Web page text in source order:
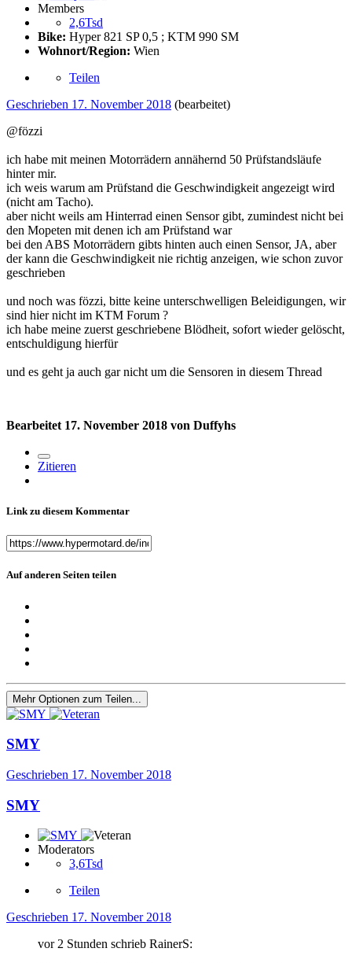
Members
2,6Tsd
Bike: Hyper 821 SP 0,5 ; KTM 990 SM
Wohnort/Region: Wien
Teilen
Geschrieben 17. November 2018 (bearbeitet)
@fözzi
ich habe mit meinen Motorrädern annähernd 50 Prüfstandsläufe
hinter mir.
ich weis warum am Prüfstand die Geschwindigkeit angezeigt wird
(nicht am Tacho).
aber nicht weils am Hinterrad einen Sensor gibt, zumindest nicht bei
den Mopeten mit denen ich am Prüfstand war
bei den ABS Motorrädern gibts hinten auch einen Sensor, JA, aber
der kann die Geschwindigkeit nie richtig anzeigen, wie schon zuvor
geschrieben
und noch was fözzi, bitte keine unterschwelligen Beleidigungen, wir
sind hier nicht im KTM Forum ?
ich habe meine zuerst geschriebene Blödheit, sofort wieder gelöscht,
entschuldigung hierfür
und es geht ja auch gar nicht um die Sensoren in diesem Thread
Bearbeitet 17. November 2018 von Duffyhs
Zitieren
Link zu diesem Kommentar
Auf anderen Seiten teilen
Mehr Optionen zum Teilen...
SMY
Geschrieben 17. November 2018
SMY
Moderators
3,6Tsd
Teilen
Geschrieben 17. November 2018
vor 2 Stunden schrieb RainerS: